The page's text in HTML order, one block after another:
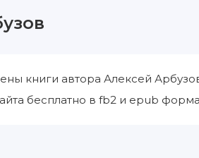
книги автора Алексей
бесплатно в fb2 и epub